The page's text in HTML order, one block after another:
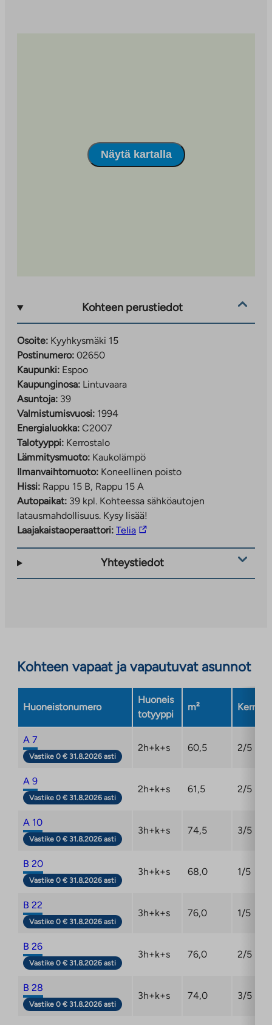
Näytä kartalla
Kohteen perustiedot
Osoite: Kyyhkysmäki 15
Postinumero: 02650
Kaupunki: Espoo
Kaupunginosa: Lintuvaara
Asuntoja: 39
Valmistumisvuosi: 1994
Energialuokka: C2007
Talotyyppi: Kerrostalo
Lämmitysmuoto: Kaukolämpö
Ilmanvaihtomuoto: Koneellinen poisto
Hissi: Rappu 15 B, Rappu 15 A
Autopaikat: 39 kpl. Kohteessa sähköautojen
latausmahdollisuus. Kysy lisää!
Laajakaistaoperaattori: TeliaLinkki
ulkopuoliseen
Yhteystiedot
Kohteen vapaat ja vapautuvat asunnot
Huoneistonumero
Huoneis
totyyppi
m² Kerros
A 7
Vastike 0 € 31.8.2026 asti
2h+k+s 60,5 2/5
A 9
Vastike 0 € 31.8.2026 asti
2h+k+s 61,5 2/5
A 10
Vastike 0 € 31.8.2026 asti
3h+k+s 74,5 3/5
B 20
Vastike 0 € 31.8.2026 asti
3h+k+s 68,0 1/5
B 22
Vastike 0 € 31.8.2026 asti
3h+k+s 76,0 1/5
B 26
Vastike 0 € 31.8.2026 asti
3h+k+s 76,0 2/5
B 28
Vastike 0 € 31.8.2026 asti
3h+k+s 74,0 3/5